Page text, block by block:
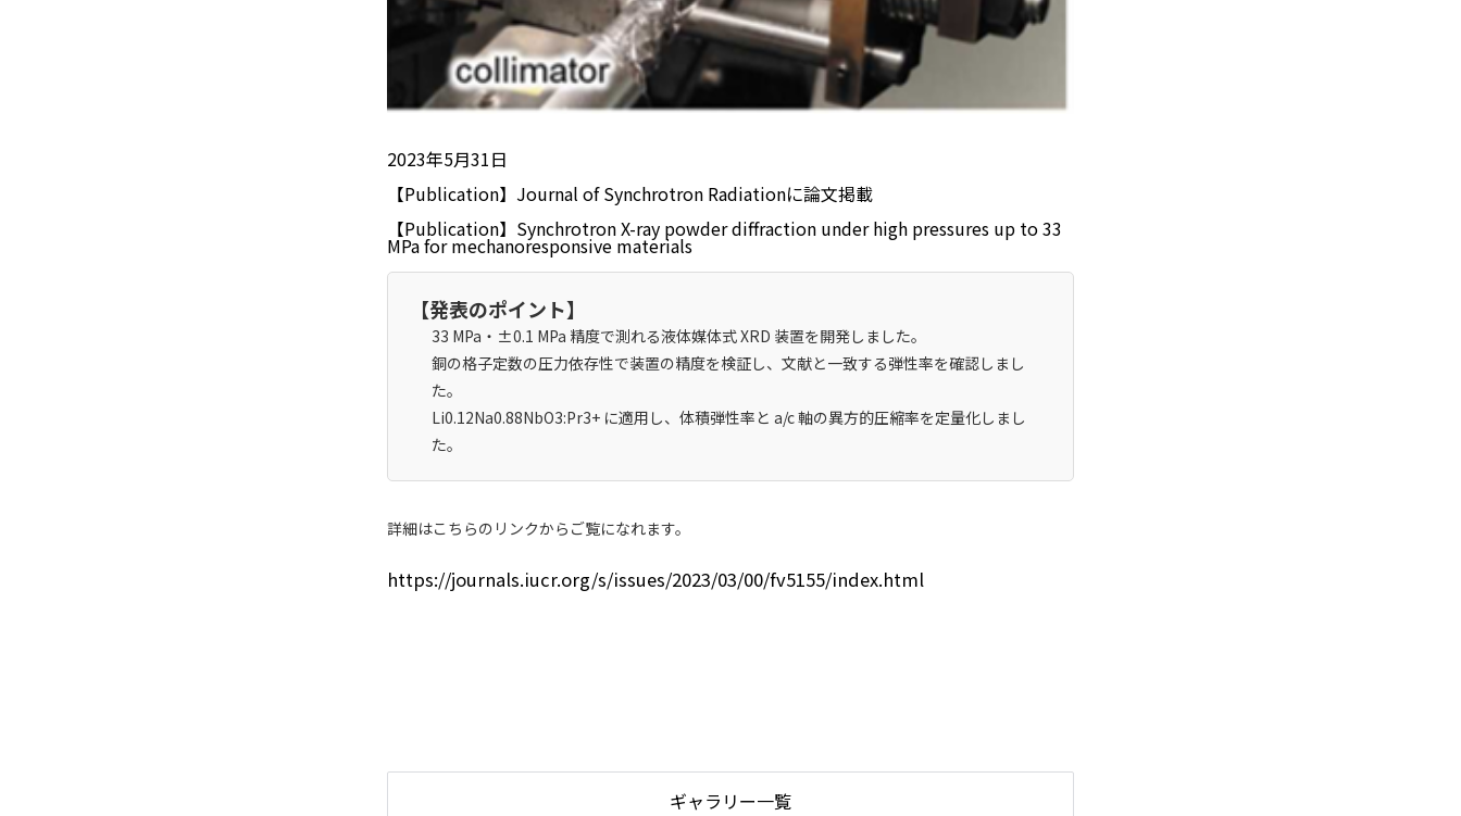
2023年5月31日
【Publication】Journal of Synchrotron Radiationに論文掲載
【Publication】Synchrotron X-ray powder diffraction under high pressures up to 33
MPa for mechanoresponsive materials
【発表のポイント】
33 MPa・±0.1 MPa 精度で測れる液体媒体式 XRD 装置を開発しました。
銅の格子定数の圧力依存性で装置の精度を検証し、文献と一致する弾性率を確認しまし
た。
Li0.12Na0.88NbO3:Pr3+ に適用し、体積弾性率と a/c 軸の異方的圧縮率を定量化しまし
た。
詳細はこちらのリンクからご覧になれます。
https://journals.iucr.org/s/issues/2023/03/00/fv5155/index.html
ギャラリー一覧